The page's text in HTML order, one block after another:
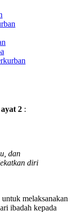
2 :
dan
diri
melaksanakan
ibadah kepada